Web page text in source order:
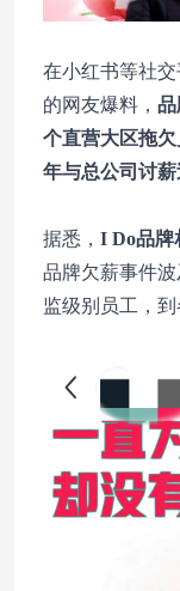
在小红书等社
的网友爆料， 品
个直营大区拖欠
年与总公司讨薪
据悉， I Do品牌
品牌欠薪事件
监级别员工，